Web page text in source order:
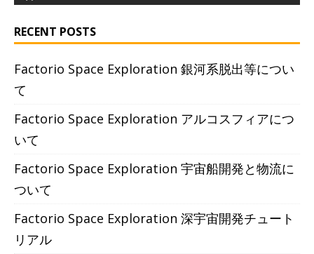
RECENT POSTS
Factorio Space Exploration 銀河系脱出等につい
て
Factorio Space Exploration アルコスフィアにつ
いて
Factorio Space Exploration 宇宙船開発と物流に
ついて
Factorio Space Exploration 深宇宙開発チュート
リアル